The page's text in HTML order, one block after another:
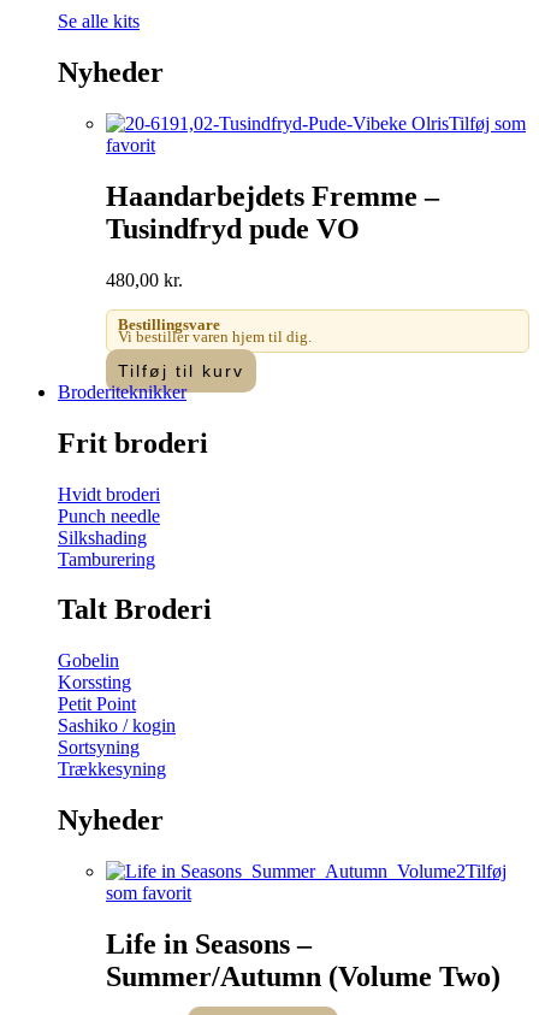
Se alle kits
Nyheder
Tilføj som
favorit
Haandarbejdets Fremme –
Tusindfryd pude VO
480,00 kr.
Bestillingsvare
Vi bestiller varen hjem til dig.
Tilføj til kurv
Broderiteknikker
Frit broderi
Hvidt broderi
Punch needle
Silkshading
Tamburering
Talt Broderi
Gobelin
Korssting
Petit Point
Sashiko / kogin
Sortsyning
Trækkesyning
Nyheder
Tilføj
som favorit
Life in Seasons –
Summer/Autumn (Volume Two)